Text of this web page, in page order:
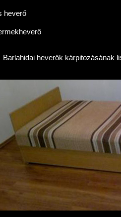
heverő
Barlahidai heverők kárpitozásának